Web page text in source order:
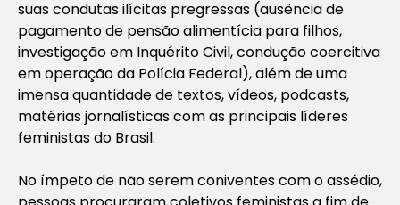
suas condutas ilícitas pregressas (ausência de
pagamento de pensão alimentícia para filhos,
investigação em Inquérito Civil, condução coercitiva
em operação da Polícia Federal), além de uma
imensa quantidade de textos, vídeos, podcasts,
matérias jornalísticas com as principais líderes
feministas do Brasil.
No ímpeto de não serem coniventes com o assédio,